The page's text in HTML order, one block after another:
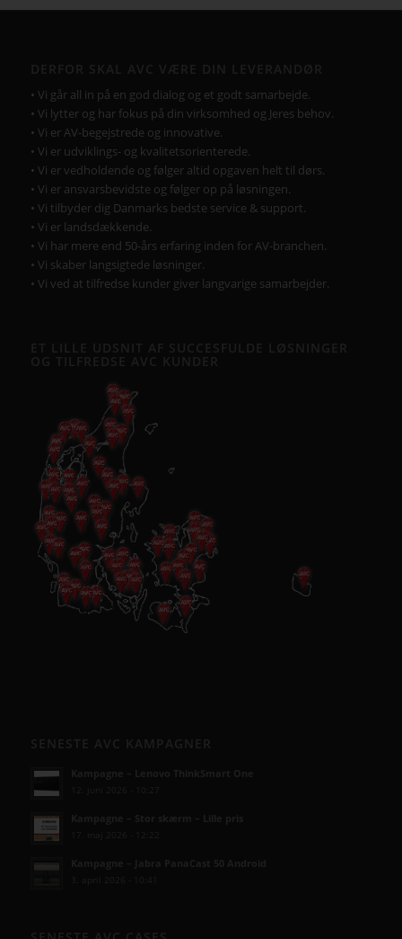
• Vi går all in på en god dialog og et godt samarbejde.
• Vi lytter og har fokus på din virksomhed og Jeres behov.
• Vi er AV-begejstrede og innovative.
• Vi er udviklings- og kvalitetsorienterede.
• Vi er vedholdende og følger altid opgaven helt til dørs.
• Vi er ansvarsbevidste og følger op på løsningen.
• Vi tilbyder dig Danmarks bedste service & support.
• Vi er landsdækkende.
• Vi har mere end 50-års erfaring inden for AV-branchen.
• Vi skaber langsigtede løsninger.
• Vi ved at tilfredse kunder giver langvarige samarbejder.